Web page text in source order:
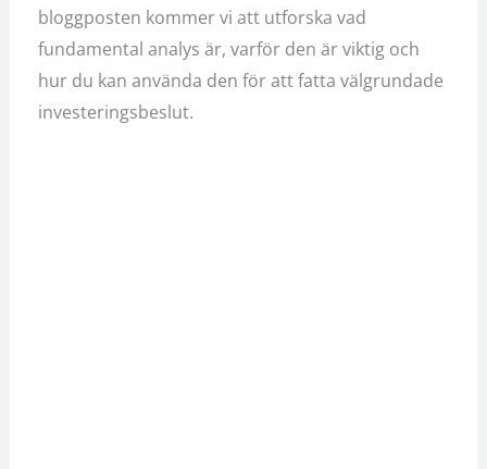
bloggposten kommer vi att utforska vad
fundamental analys är, varför den är viktig och
hur du kan använda den för att fatta välgrundade
investeringsbeslut.